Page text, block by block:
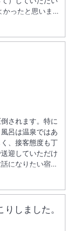
ったと思いま
されます。特に
呂は温泉ではあ
、接客態度も丁
迎していただけ
になりたい宿で
しました。